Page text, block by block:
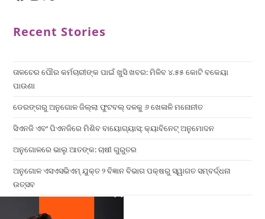
Recent Stories
ତାଳଚେର ପୌର କର୍ମଚାରୀଙ୍କ ପାଇଁ ଖୁସି ଖବର: ମିଳିବ ୪.୫୫ କୋଟି ବକେୟା
ପାଉଣା
ଡେରଙ୍ଗରୁ ଅନୁଗୋଳ ଜିଲ୍ଲା ଫୁଟବଲ୍ ଦଳକୁ ୬ ଖେଳାଳି ମନୋନୀତ
ସିଏନଜି ଏବଂ ପିଏନଜିରେ ମିଶିବ ବାୟୋଗ୍ୟାସ୍: କ୍ୟାବିନେଟ୍ ଅନୁମୋଦନ
ଅନୁଗୋଳରେ ଭାଲୁ ଆତଙ୍କ: ଚାଷୀ ଗୁରୁତର
ଅନୁଗୋଳ ଏସଏସଭିଏମ୍ ଯୁକ୍ତ ୨ ବିଜ୍ଞାନ ବିଭାଗ ପକ୍ଷରୁ ସ୍ୱାଗତ ସମ୍ବର୍ଦ୍ଧନା
ଉତ୍ସବ
×